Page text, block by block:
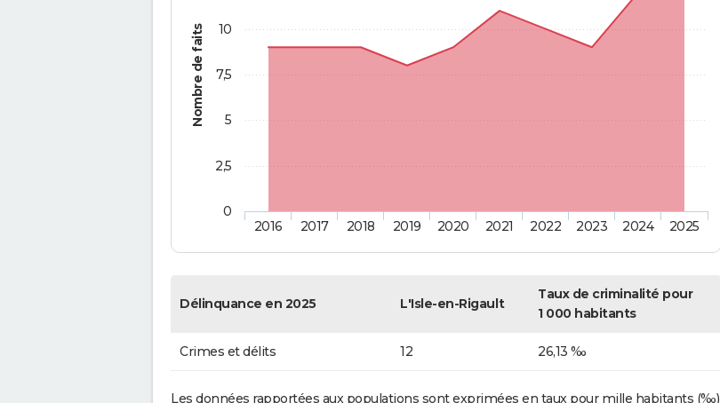
Nombre de faits
2016 2017 2018 2019 2020 2021 2022 2023 2024 2025
0
2,5
5
7,5
10
Délinquance en 2025 L'Isle-en-Rigault
Taux de criminalité pour
1 000 habitants
Crimes et délits 12 26,13 ‰
Les données rapportées aux populations sont exprimées en taux pour mille habitants (‰)